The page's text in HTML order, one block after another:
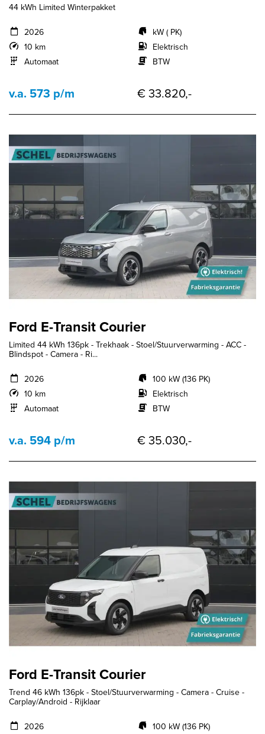
44 kWh Limited Winterpakket
2026
10 km
Automaat
kW ( PK)
Elektrisch
BTW
v.a. 573 p/m € 33.820,-
Ford E-Transit Courier
Limited 44 kWh 136pk - Trekhaak - Stoel/Stuurverwarming - ACC -
Blindspot - Camera - Ri...
2026
10 km
Automaat
100 kW (136 PK)
Elektrisch
BTW
v.a. 594 p/m € 35.030,-
Ford E-Transit Courier
Trend 46 kWh 136pk - Stoel/Stuurverwarming - Camera - Cruise -
Carplay/Android - Rijklaar
2026
100 kW (136 PK)